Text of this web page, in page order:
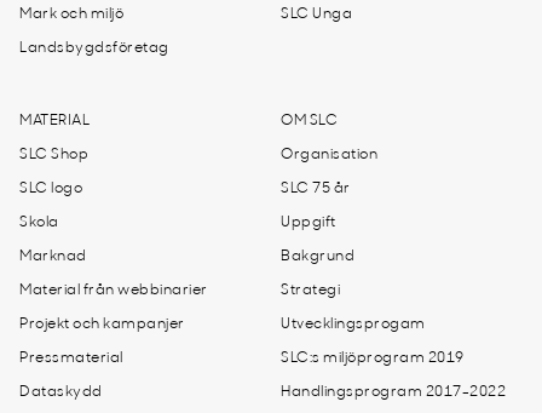
Mark och miljö
Landsbygdsföretag
SLC Unga
MATERIAL
SLC Shop
SLC logo
Skola
Marknad
Material från webbinarier
Projekt och kampanjer
Pressmaterial
Dataskydd
OM SLC
Organisation
SLC 75 år
Uppgift
Bakgrund
Strategi
Utvecklingsprogam
SLC:s miljöprogram 2019
Handlingsprogram 2017-2022